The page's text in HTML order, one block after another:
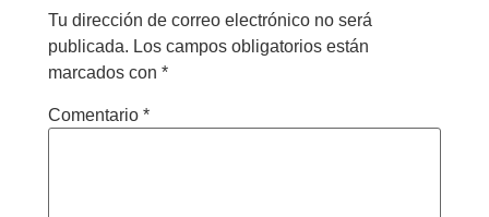
Tu dirección de correo electrónico no será
publicada. Los campos obligatorios están
marcados con *
Comentario *